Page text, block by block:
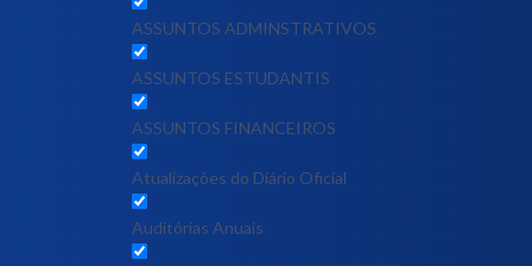
ASSUNTOS ADMINSTRATIVOS
ASSUNTOS ESTUDANTIS
ASSUNTOS FINANCEIROS
Atualizações do Diário Oficial
Auditórias Anuais